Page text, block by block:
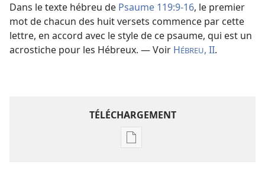
Dans le texte hébreu de Psaume 119:9-16, le premier
mot de chacun des huit versets commence par cette
lettre, en accord avec le style de ce psaume, qui est un
acrostiche pour les Hébreux. — Voir HÉBREU, II.
TÉLÉCHARGEMENT
Options